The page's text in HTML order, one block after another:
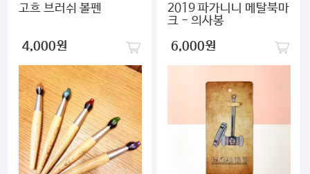
고흐 브러쉬 볼펜
4,000원
2019 파가니니 메탈북마
크 - 의사봉
6,000원